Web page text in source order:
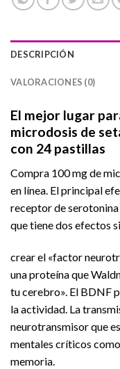
DESCRIPCIÓN
VALORACIONES (0)
El mejor lugar
microdosis de
con 24 pastillas
Compra 100 mg de
en línea. El principal
receptor de
que tiene dos efectos
crear el «factor
una proteína que
tu cerebro». El BDNF
la actividad. La
neurotransmisor que
mentales críticos
memoria.